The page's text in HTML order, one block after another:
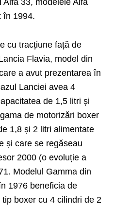
în 1994.
cu tracțiune față de
Flavia, model din
a avut prezentarea în
Lanciei avea 4
de 1,5 litri și
de motorizări boxer
1,8 și 2 litri alimentate
și care se regăseau
2000 (o evoluție a
Modelul Gamma din
1976 beneficia de
boxer cu 4 cilindri de 2